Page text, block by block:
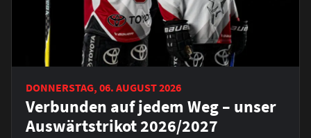
DONNERSTAG, 06. AUGUST 2026
Verbunden auf jedem Weg – unser
Auswärtstrikot 2026/2027